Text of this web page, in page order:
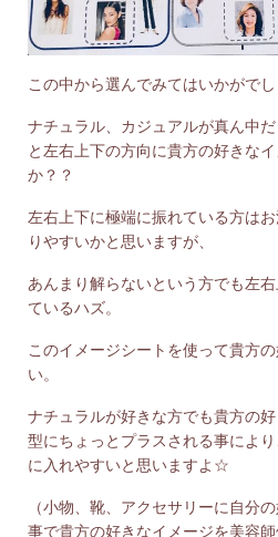
この中から選んでみてはいかがでし
ナチュラル、カジュアルが真ん中
と左右上下の方向に貴方の好きな
か？？
左右上下に極端に振れている方は
りやすいかと思いますが、
あんまり解らないという方でも左
ているハズ。
このイメージシートを使って貴方
い。
ナチュラルが好きな方でも貴方の
型にちょっとプラスされる事によ
に入れやすいと思いますよ☆
（小物、靴、アクセサリーに自分
事で貴方の好きなイメージを美容